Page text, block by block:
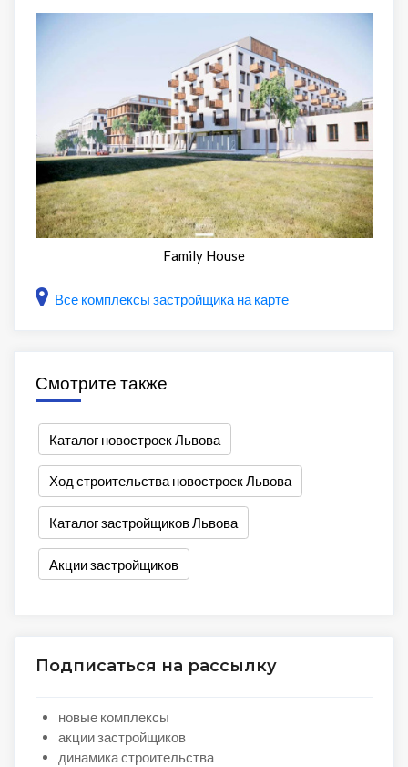
Family House
Все комплексы застройщика на карте
Смотрите также
Каталог новостроек Львова
Ход строительства новостроек Львова
Каталог застройщиков Львова
Акции застройщиков
Подписаться на рассылку
новые комплексы
акции застройщиков
динамика строительства